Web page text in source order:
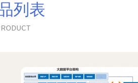
列表